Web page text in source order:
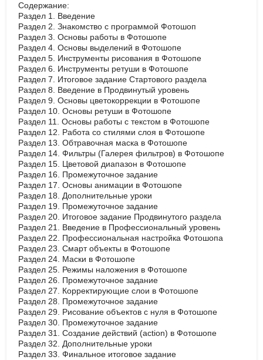
Содержание:
Раздел 1. Введение
Раздел 2. Знакомство с программой Фотошоп
Раздел 3. Основы работы в Фотошопе
Раздел 4. Основы выделений в Фотошопе
Раздел 5. Инструменты рисования в Фотошопе
Раздел 6. Инструменты ретуши в Фотошопе
Раздел 7. Итоговое задание Стартового раздела
Раздел 8. Введение в Продвинутый уровень
Раздел 9. Основы цветокоррекции в Фотошопе
Раздел 10. Основы ретуши в Фотошопе
Раздел 11. Основы работы с текстом в Фотошопе
Раздел 12. Работа со стилями слоя в Фотошопе
Раздел 13. Обтравочная маска в Фотошопе
Раздел 14. Фильтры (Галерея фильтров) в Фотошопе
Раздел 15. Цветовой диапазон в Фотошопе
Раздел 16. Промежуточное задание
Раздел 17. Основы анимации в Фотошопе
Раздел 18. Дополнительные уроки
Раздел 19. Промежуточное задание
Раздел 20. Итоговое задание Продвинутого раздела
Раздел 21. Введение в Профессиональный уровень
Раздел 22. Профессиональная настройка Фотошопа
Раздел 23. Смарт объекты в Фотошопе
Раздел 24. Маски в Фотошопе
Раздел 25. Режимы наложения в Фотошопе
Раздел 26. Промежуточное задание
Раздел 27. Корректирующие слои в Фотошопе
Раздел 28. Промежуточное задание
Раздел 29. Рисование объектов с нуля в Фотошопе
Раздел 30. Промежуточное задание
Раздел 31. Создание действий (action) в Фотошопе
Раздел 32. Дополнительные уроки
Раздел 33. Финальное итоговое задание